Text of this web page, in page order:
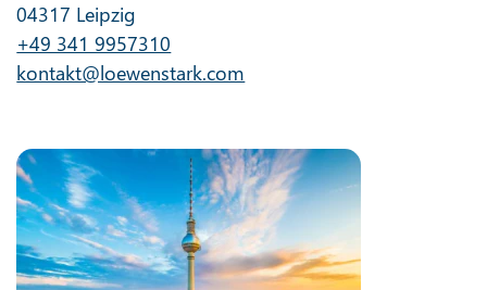
04317 Leipzig
+49 341 9957310
kontakt@loewenstark.com